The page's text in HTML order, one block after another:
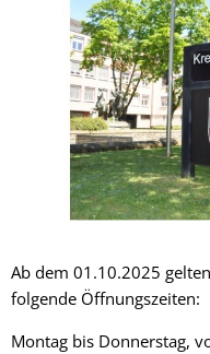
Ab dem 01.10.2025
folgende Öffnungszeiten:
Montag bis Donnerstag,